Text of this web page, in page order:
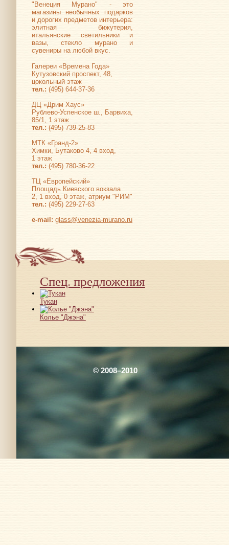
"Венеция Мурано" - это
магазины необычных подарков
и дорогих предметов интерьера:
элитная бижутерия,
итальянские светильники и
вазы, стекло мурано и
сувениры на любой вкус.
Галереи «Времена Года»
Кутузовский проспект, 48,
цокольный этаж
тел.: (495) 644-37-36
ДЦ «Дрим Хаус»
Рублево-Успенское ш., Барвиха,
85/1, 1 этаж
тел.: (495) 739-25-83
МТК «Гранд-2»
Химки, Бутаково 4, 4 вход,
1 этаж
тел.: (495) 780-36-22
ТЦ «Европейский»
Площадь Киевского вокзала
2, 1 вход, 0 этаж, атриум "РИМ"
тел.: (495) 229-27-63
е-mail: glass@venezia-murano.ru
Спец. предложения
Тукан
Колье "Джэна"
© 2008–2010